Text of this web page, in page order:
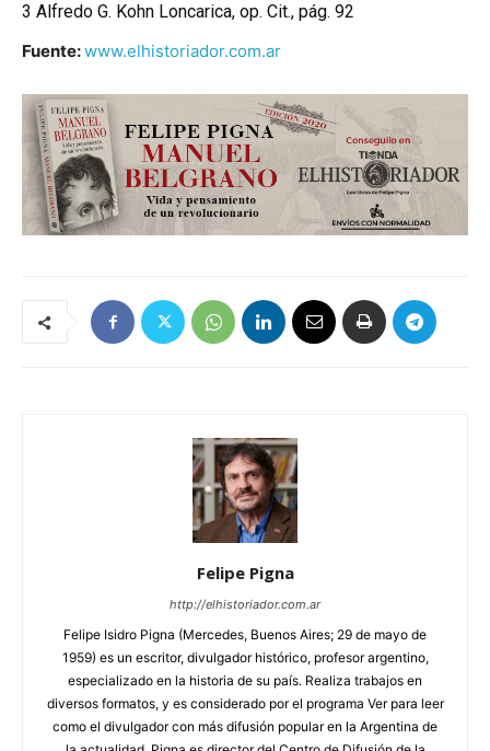
3 Alfredo G. Kohn Loncarica, op. Cit., pág. 92
Fuente:www.elhistoriador.com.ar
Felipe Pigna
http://elhistoriador.com.ar
Felipe Isidro Pigna (Mercedes, Buenos Aires; 29 de mayo de
1959) es un escritor, divulgador histórico, profesor argentino,
especializado en la historia de su país. Realiza trabajos en
diversos formatos, y es considerado por el programa Ver para leer
como el divulgador con más difusión popular en la Argentina de